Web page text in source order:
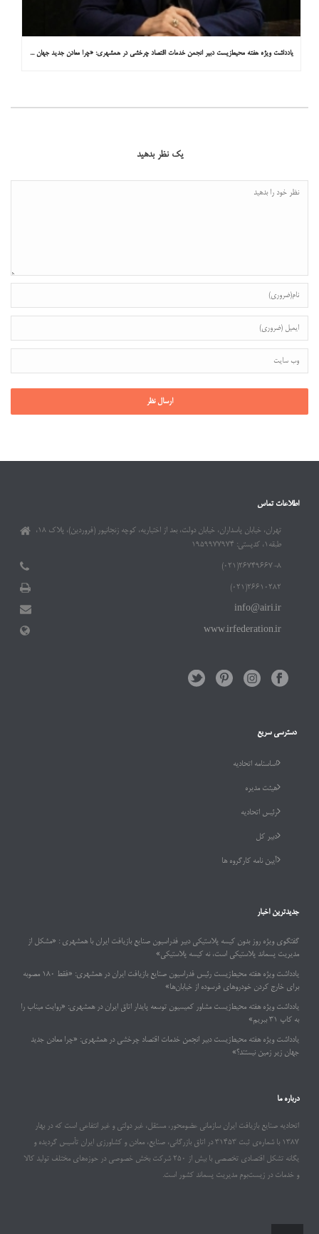
یادداشت ویژه هفته محیط‌زیست دبیر انجمن خدمات اقتصاد چرخشی در همشهری: «چرا معادن جدید جهان زیر زمین نیستند؟»
یک نظر بدهید
اطلاعات تماس
تهران، خیابان پاسداران، خیابان دولت، بعد از اختیاریه، کوچه زنجانپور (فروردین)، پلاک ۱۸،
طبقه۱، کدپستی: ۱۹۵۹۹۷۷۹۷۴
۲۶۷۴۹۶۶۷-۸(۰۲۱)
۲۶۶۱۰۲۸۲(۰۲۱)
info@airi.ir
www.irfederation.ir
دسترسی سریع
اساسنامه اتحادیه
هیئت مدیره
رئیس اتحادیه
دبیر کل
آیین نامه کارگروه ها
جدیدترین اخبار
گفتگوی ویژه روز بدون کیسه پلاستیکی دبیر فدراسیون صنایع بازیافت ایران با همشهری : «مشکل از
مدیریت پسماند پلاستیکی است، نه کیسه پلاستیکی»
یادداشت ویژه هفته محیط‌زیست رئیس فدراسیون صنایع بازیافت ایران در همشهری: «فقط ۱۸۰ مصوبه
برای خارج کردن خودروهای فرسوده از خیابان‌ها»
یادداشت ویژه هفته محیط‌زیست مشاور کمیسیون توسعه پایدار اتاق ایران در همشهری: «روایت میناب را
به کاپ ۳۱ ببریم»
یادداشت ویژه هفته محیط‌زیست دبیر انجمن خدمات اقتصاد چرخشی در همشهری: «چرا معادن جدید
جهان زیر زمین نیستند؟»
درباره ما
اتحادیه صنایع بازیافت ایران سازمانی عضومحور، مستقل، غیر دولتی و غیر انتفاعی است که در بهار
۱۳۸۷ با شماره‌ی ثبت ۳۱۴۵۳ در اتاق بازرگانی، صنایع، معادن و کشاورزی ایران تأسیس گردیده و
یگانه تشکل اقتصادی تخصصی با بیش از ۲۵۰ شرکت بخش خصوصی در حوزه‌های مختلف تولید کالا
و خدمات در زیست‌بوم مدیریت پسماند کشور است.